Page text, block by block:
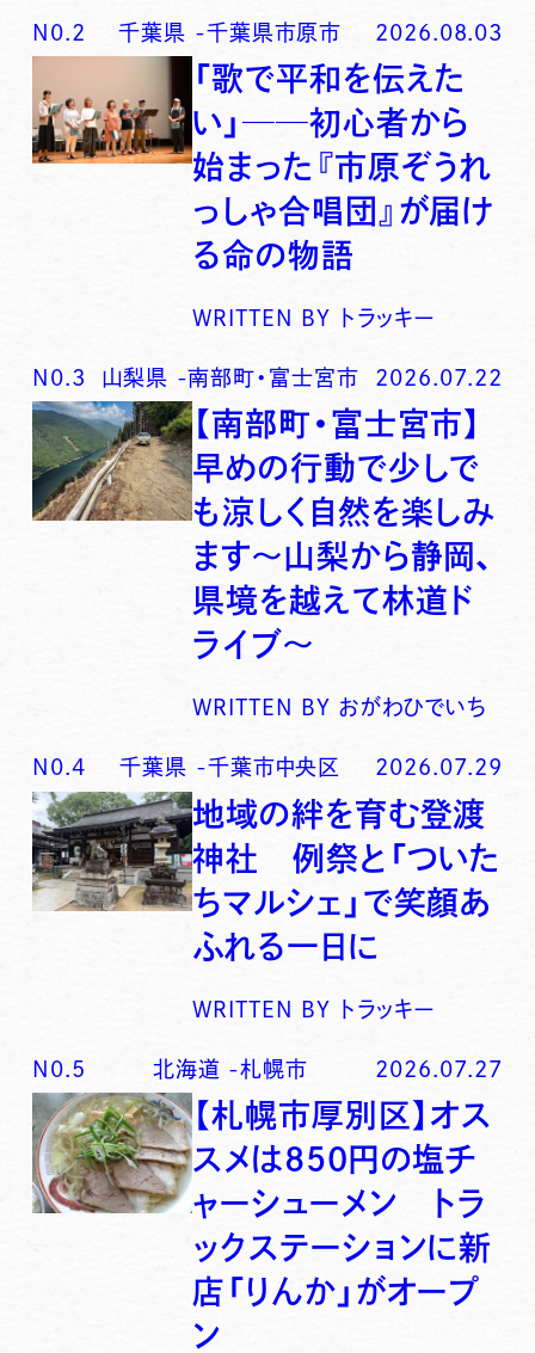
N0. 2 千葉県 -千葉県市原市 2026.08.03
「歌で平和を伝えた
い」──初心者から
始まった『市原ぞうれ
っしゃ合唱団』が届け
る命の物語
WRITTEN BY トラッキー
N0. 3 山梨県 -南部町・富士宮市 2026.07.22
【南部町・富士宮市】
早めの行動で少しで
も涼しく自然を楽しみ
ます〜山梨から静岡、
県境を越えて林道ド
ライブ〜
WRITTEN BY おがわひでいち
N0. 4 千葉県 -千葉市中央区 2026.07.29
地域の絆を育む登渡
神社 例祭と「ついた
ちマルシェ」で笑顔あ
ふれる一日に
WRITTEN BY トラッキー
N0. 5 北海道 -札幌市 2026.07.27
【札幌市厚別区】オス
スメは850円の塩チ
ャーシューメン トラ
ックステーションに新
店「りんか」がオープ
ン